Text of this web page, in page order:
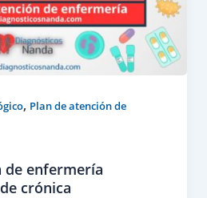
, Plan de atención de
de enfermería
crónica